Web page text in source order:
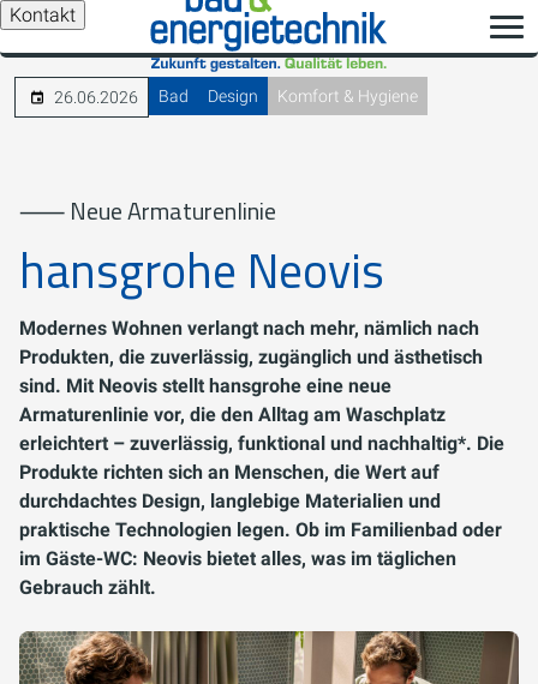
Kontakt
26.06.2026 Bad Design Komfort & Hygiene
⸺ Neue Armaturenlinie
hansgrohe Neovis
Modernes Wohnen verlangt nach mehr, nämlich nach
Produkten, die zuverlässig, zugänglich und ästhetisch
sind. Mit Neovis stellt hansgrohe eine neue
Armaturenlinie vor, die den Alltag am Waschplatz
erleichtert – zuverlässig, funktional und nachhaltig*. Die
Produkte richten sich an Menschen, die Wert auf
durchdachtes Design, langlebige Materialien und
praktische Technologien legen. Ob im Familienbad oder
im Gäste-WC: Neovis bietet alles, was im täglichen
Gebrauch zählt.